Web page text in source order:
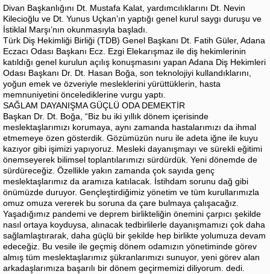
Divan Başkanlığını Dt. Mustafa Kalat, yardımcılıklarını Dt. Nevin
Kilecioğlu ve Dt. Yunus Uçkan’ın yaptığı genel kurul saygı duruşu ve
İstiklal Marşı’nın okunmasıyla başladı.
Türk Diş Hekimliği Birliği (TDB) Genel Başkanı Dt. Fatih Güler, Adana
Eczacı Odası Başkanı Ecz. Ezgi Elekarışmaz ile diş hekimlerinin
katıldığı genel kurulun açılış konuşmasını yapan Adana Diş Hekimleri
Odası Başkanı Dr. Dt. Hasan Boğa, son teknolojiyi kullandıklarını,
yoğun emek ve özveriyle mesleklerini yürüttüklerin, hasta
memnuniyetini öncelediklerine vurgu yaptı.
SAĞLAM DAYANIŞMA GÜÇLÜ ODA DEMEKTİR
Başkan Dr. Dt. Boğa, “Biz bu iki yıllık dönem içerisinde
meslektaşlarımızı korumaya, aynı zamanda hastalarımızı da ihmal
etmemeye özen gösterdik. Gözümüzün nuru ile adeta iğne ile kuyu
kazıyor gibi işimizi yapıyoruz. Mesleki dayanışmayı ve sürekli eğitimi
önemseyerek bilimsel toplantılarımızı sürdürdük. Yeni dönemde de
sürdüreceğiz. Özellikle yakın zamanda çok sayıda genç
meslektaşlarımız da aramıza katılacak. İstihdam sorunu dağ gibi
önümüzde duruyor. Gençleştirdiğimiz yönetim ve tüm kurullarımızla
omuz omuza vererek bu soruna da çare bulmaya çalışacağız.
Yaşadığımız pandemi ve deprem birlikteliğin önemini çarpıcı şekilde
nasıl ortaya koyduysa, alınacak tedbirlilerle dayanışmamızı çok daha
sağlamlaştırarak, daha güçlü bir şekilde hep birlikte yolumuza devam
edeceğiz. Bu vesile ile geçmiş dönem odamızın yönetiminde görev
almış tüm meslektaşlarımız şükranlarımızı sunuyor, yeni görev alan
arkadaşlarımıza başarılı bir dönem geçirmemizi diliyorum. dedi.